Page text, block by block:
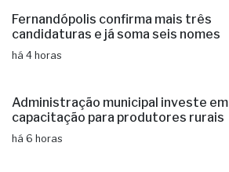
Fernandópolis confirma mais três
candidaturas e já soma seis nomes
há 4 horas
Administração municipal investe em
capacitação para produtores rurais
há 6 horas